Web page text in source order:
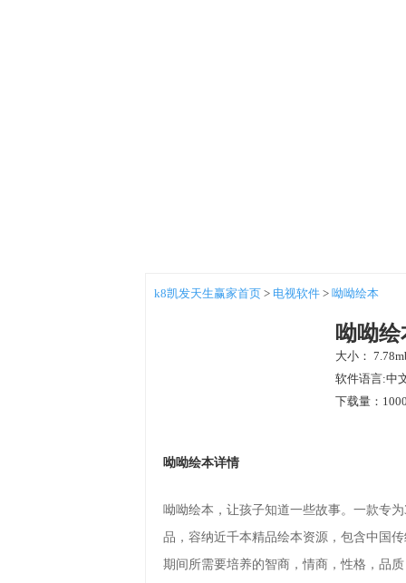
k8凯发天生赢家首页 > 电视软件 > 呦呦绘本
呦呦
大小：
软件语言:中
下载量：
呦呦绘本详情
呦呦绘本，让孩子知道一些故事。一款专
品，容纳近千本精品绘本资源，包含中国
期间所需要培养的智商，情商，性格，品